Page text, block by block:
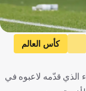
كأس العالم
الذي قدّمه لاعبوه في